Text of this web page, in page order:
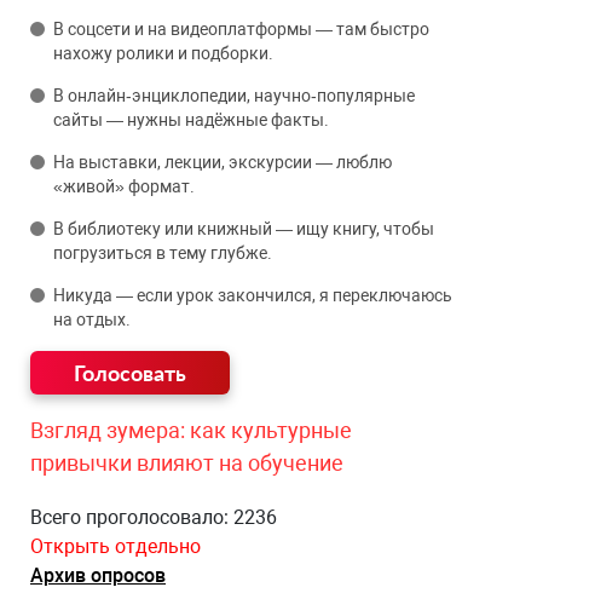
В соцсети и на видеоплатформы — там быстро
нахожу ролики и подборки.
В онлайн‑энциклопедии, научно‑популярные
сайты — нужны надёжные факты.
На выставки, лекции, экскурсии — люблю
«живой» формат.
В библиотеку или книжный — ищу книгу, чтобы
погрузиться в тему глубже.
Никуда — если урок закончился, я переключаюсь
на отдых.
Взгляд зумера: как культурные
привычки влияют на обучение
Всего проголосовало: 2236
Открыть отдельно
Архив опросов